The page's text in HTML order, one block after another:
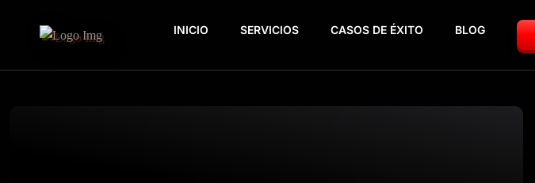
INICIO SERVICIOS CASOS DE ÉXITO BLOG